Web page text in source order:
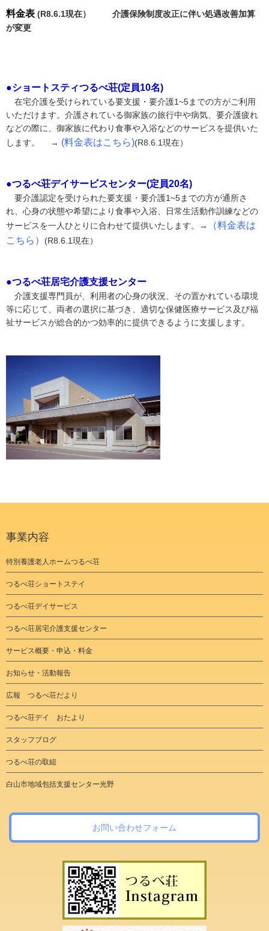
料金表 (R8.6.1現在） 介護保険制度改正に伴い処遇改善加算
が変更
●ショートスティつるべ荘(定員10名)
在宅介護を受けられている要支援・要介護1~5までの方がご利用
いただけます。介護されている御家族の旅行中や病気、要介護疲れ
などの際に、御家族に代わり食事や入浴などのサービスを提供いた
します。 → (料金表はこちら)(R8.6.1現在）
●つるべ荘デイサービスセンター(定員20名)
要介護認定を受けられた要支援・要介護1~5までの方が通所さ
れ、心身の状態や希望により食事や入浴、日常生活動作訓練などの
サービスを一人ひとりに合わせて提供いたします。→
（料金表は
こちら） (R8.6.1現在）
●つるべ荘居宅介護支援センター
介護支援専門員が、利用者の心身の状況、その置かれている環境
等に応じて、両者の選択に基づき、適切な保健医療サービス及び福
祉サービスが総合的かつ効率的に提供できるように支援します。
事業内容
特別養護老人ホームつるべ荘
つるべ荘ショートステイ
つるべ荘デイサービス
つるべ荘居宅介護支援センター
サービス概要・申込・料金
お知らせ・活動報告
広報 つるべ荘だより
つるべ荘デイ おたより
スタッフブログ
つるべ荘の取組
白山市地域包括支援センター光野
お問い合わせフォーム